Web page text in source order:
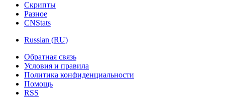
Скрипты
Разное
CNStats
Russian (RU)
Обратная связь
Условия и правила
Политика конфиденциальности
Помощь
RSS